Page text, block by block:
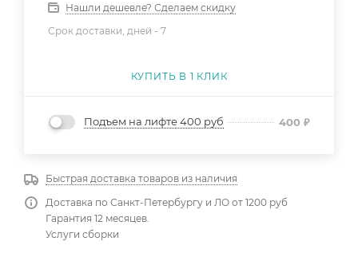
Нашли дешевле? Сделаем скидку
Срок доставки, дней - 7
КУПИТЬ В 1 КЛИК
Подъем на лифте 400 руб 400 ₽
Быстрая доставка товаров из наличия
Доставка по Санкт-Петербургу и ЛО от 1200 руб
Гарантия 12 месяцев.
Услуги сборки